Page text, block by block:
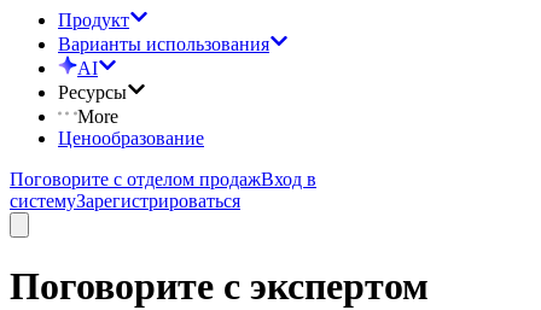
Продукт
Варианты использования
AI
Ресурсы
More
Ценообразование
Поговорите с отделом продажВход в
системуЗарегистрироваться
Поговорите с экспертом